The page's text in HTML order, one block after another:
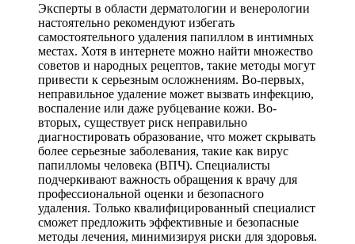
Эксперты в области дерматологии и венерологии
настоятельно рекомендуют избегать
самостоятельного удаления папиллом в интимных
местах. Хотя в интернете можно найти множество
советов и народных рецептов, такие методы могут
привести к серьезным осложнениям. Во-первых,
неправильное удаление может вызвать инфекцию,
воспаление или даже рубцевание кожи. Во-
вторых, существует риск неправильно
диагностировать образование, что может скрывать
более серьезные заболевания, такие как вирус
папилломы человека (ВПЧ). Специалисты
подчеркивают важность обращения к врачу для
профессиональной оценки и безопасного
удаления. Только квалифицированный специалист
сможет предложить эффективные и безопасные
методы лечения, минимизируя риски для здоровья.